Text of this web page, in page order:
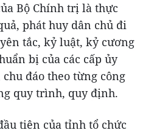
Bộ Chính trị là thực
phát huy dân chủ đi
tắc, kỷ luật, kỷ cương
bị của các cấp ủy
đáo theo từng công
quy trình, quy định.
tiên của tỉnh tổ chức